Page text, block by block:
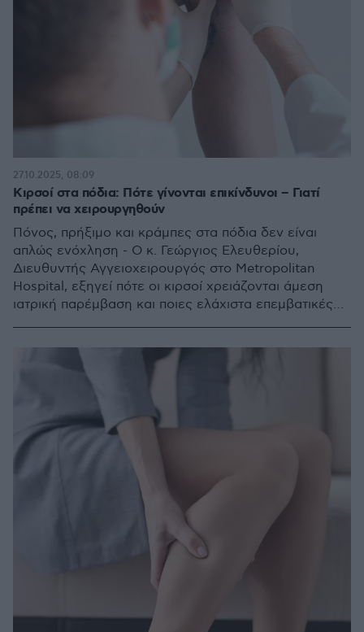
Κιρσοί στα πόδια: Πότε γίνονται επικίνδυνοι – Γιατί
πρέπει να χειρουργηθούν
Πόνος, πρήξιμο και κράμπες στα πόδια δεν είναι
απλώς ενόχληση - O κ. Γεώργιος Ελευθερίου,
Διευθυντής Αγγειοχειρουργός στο Metropolitan
Hospital, εξηγεί πότε οι κιρσοί χρειάζονται άμεση
ιατρική παρέμβαση και ποιες ελάχιστα επεμβατικές
27.10.2025, 08:09